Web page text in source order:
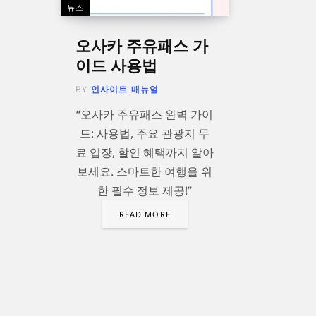
뉴스
오사카 주유패스 가
이드 사용법
BY 인사이트 매뉴얼
“오사카 주유패스 완벽 가이
드: 사용법, 주요 관광지 무
료 입장, 할인 혜택까지 알아
보세요. 스마트한 여행을 위
한 필수 정보 제공!”
READ MORE